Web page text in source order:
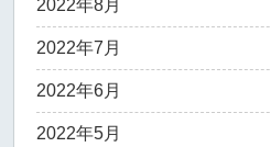
2022年8月
2022年7月
2022年6月
2022年5月